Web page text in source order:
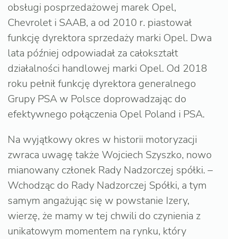
obsługi posprzedażowej marek Opel,
Chevrolet i SAAB, a od 2010 r. piastował
funkcję dyrektora sprzedaży marki Opel. Dwa
lata później odpowiadał za całokształt
działalności handlowej marki Opel. Od 2018
roku pełnił funkcję dyrektora generalnego
Grupy PSA w Polsce doprowadzając do
efektywnego połączenia Opel Poland i PSA.
Na wyjątkowy okres w historii motoryzacji
zwraca uwagę także Wojciech Szyszko, nowo
mianowany członek Rady Nadzorczej spółki. –
Wchodząc do Rady Nadzorczej Spółki, a tym
samym angażując się w powstanie Izery,
wierzę, że mamy w tej chwili do czynienia z
unikatowym momentem na rynku, który